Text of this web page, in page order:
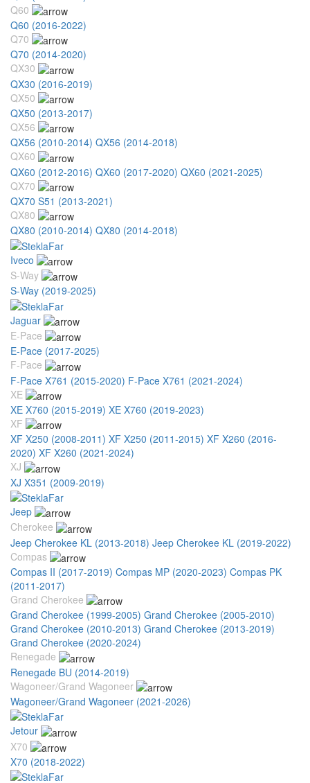
Q60
Q60 (2016-2022)
Q70
Q70 (2014-2020)
QX30
QX30 (2016-2019)
QX50
QX50 (2013-2017)
QX56
QX56 (2010-2014) QX56 (2014-2018)
QX60
QX60 (2012-2016) QX60 (2017-2020) QX60 (2021-2025)
QX70
QX70 S51 (2013-2021)
QX80
QX80 (2010-2014) QX80 (2014-2018)
Iveco
S-Way
S-Way (2019-2025)
Jaguar
E-Pace
E-Pace (2017-2025)
F-Pace
F-Pace X761 (2015-2020) F-Pace X761 (2021-2024)
XE
XE X760 (2015-2019) XE X760 (2019-2023)
XF
XF X250 (2008-2011) XF X250 (2011-2015) XF X260 (2016-
2020) XF X260 (2021-2024)
XJ
XJ X351 (2009-2019)
Jeep
Cherokee
Jeep Cherokee KL (2013-2018) Jeep Cherokee KL (2019-2022)
Compas
Compas II (2017-2019) Compas MP (2020-2023) Compas PK
(2011-2017)
Grand Cherokee
Grand Cherokee (1999-2005) Grand Cherokee (2005-2010)
Grand Cherokee (2010-2013) Grand Cherokee (2013-2019)
Grand Cherokee (2020-2024)
Renegade
Renegade BU (2014-2019)
Wagoneer/Grand Wagoneer
Wagoneer/Grand Wagoneer (2021-2026)
Jetour
X70
X70 (2018-2022)